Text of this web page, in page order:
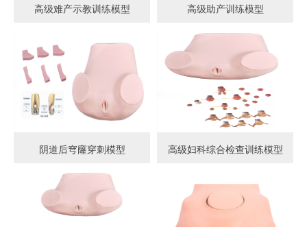
高级难产示教训练模型 高级助产训练模型
阴道后穹窿穿刺模型 高级妇科综合检查训练模型